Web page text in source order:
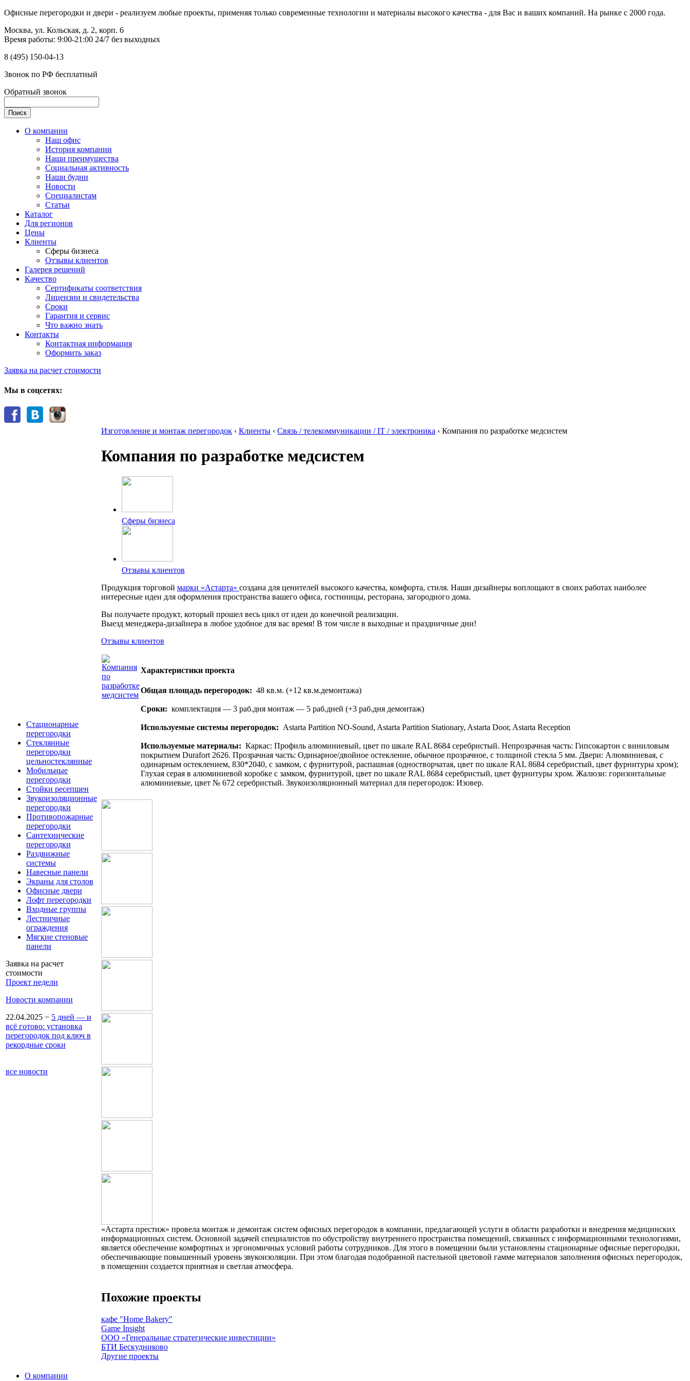
Офисные перегородки и двери - реализуем любые проекты, применяя только современные технологии и материалы высокого качества - для Вас и ваших компаний. На рынке с 2000 года.
Москва, ул. Кольская, д. 2, корп. 6
Время работы: 9:00-21:00 24/7 без выходных
8 (495) 150-04-13
Звонок по РФ бесплатный
Обратный звонок
О компании
Наш офис
История компании
Наши преимущества
Социальная активность
Наши будни
Новости
Специалистам
Статьи
Каталог
Для регионов
Цены
Клиенты
Сферы бизнеса
Отзывы клиентов
Галерея решений
Качество
Сертификаты соответствия
Лицензии и свидетельства
Сроки
Гарантия и сервис
Что важно знать
Контакты
Контактная информация
Оформить заказ
Заявка на расчет стоимости
Мы в соцсетях:
Стационарные
перегородки
Стеклянные
перегородки
цельностеклянные
Мобильные
перегородки
Стойки ресепшен
Звукоизоляционные
перегородки
Противопожарные
перегородки
Сантехнические
перегородки
Раздвижные
системы
Навесные панели
Экраны для столов
Офисные двери
Лофт перегородки
Входные группы
Лестничные
ограждения
Мягкие стеновые
панели
Заявка на расчет
стоимости
Проект недели
Новости компании
22.04.2025 − 5 дней — и
всё готово: установка
перегородок под ключ в
рекордные сроки
все новости
Изготовление и монтаж перегородок ‹ Клиенты ‹ Связь / телекоммуникации / IT / электроника ‹ Компания по разработке медсистем
Компания по разработке медсистем
Сферы бизнеса
Отзывы клиентов
Продукция торговой марки «Астарта» создана для ценителей высокого качества, комфорта, стиля. Наши дизайнеры воплощают в своих работах наиболее
интересные идеи для оформления пространства вашего офиса, гостиницы, ресторана, загородного дома.
Вы получаете продукт, который прошел весь цикл от идеи до конечной реализации.
Выезд менеджера-дизайнера в любое удобное для вас время! В том числе в выходные и праздничные дни!
Отзывы клиентов
Характеристики проекта
Общая площадь перегородок: 48 кв.м. (+12 кв.м.демонтажа)
Сроки: комплектация — 3 раб.дня монтаж — 5 раб.дней (+3 раб.дня демонтаж)
Используемые системы перегородок: Astarta Partition NO-Sound, Astarta Partition Stationary, Astarta Door, Astarta Reception
Используемые материалы: Каркас: Профиль алюминиевый, цвет по шкале RAL 8684 серебристый. Непрозрачная часть: Гипсокартон с виниловым
покрытием Durafort 2626. Прозрачная часть: Одинарное/двойное остекление, обычное прозрачное, с толщиной стекла 5 мм. Двери: Алюминиевая, с
одинарным остеклением, 830*2040, с замком, с фурнитурой, распашная (одностворчатая, цвет по шкале RAL 8684 серебристый, цвет фурнитуры хром);
Глухая серая в алюминиевой коробке с замком, фурнитурой, цвет по шкале RAL 8684 серебристый, цвет фурнитуры хром. Жалюзи: горизонтальные
алюминиевые, цвет № 672 серебристый. Звукоизоляционный материал для перегородок: Изовер.
«Астарта престиж» провела монтаж и демонтаж систем офисных перегородок в компании, предлагающей услуги в области разработки и внедрения медицинских
информационных систем. Основной задачей специалистов по обустройству внутреннего пространства помещений, связанных с информационными технологиями,
является обеспечение комфортных и эргономичных условий работы сотрудников. Для этого в помещении были установлены стационарные офисные перегородки,
обеспечивающие повышенный уровень звукоизоляции. При этом благодая подобранной пастельной цветовой гамме материалов заполнения офисных перегородок,
в помещении создается приятная и светлая атмосфера.
Похожие проекты
кафе "Home Bakery"
Game Insight
ООО «Генеральные стратегические инвестиции»
БТИ Бескудниково
Другие проекты
О компании